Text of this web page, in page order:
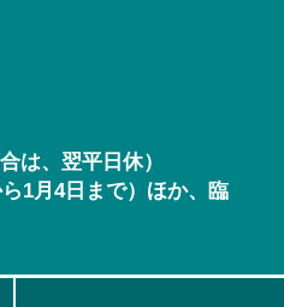
は、翌平日休）
1月4日まで）ほか、臨